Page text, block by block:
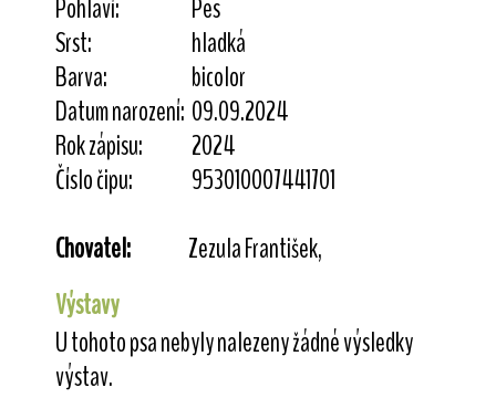
Pohlaví:
Pes
Srst:
hladká
Barva:
bicolor
Datum narození: 09.09.2024
Rok zápisu:
2024
Číslo čipu:
953010007441701
Chovatel:
Zezula František,
Výstavy
U tohoto psa nebyly nalezeny žádné výsledky
výstav.